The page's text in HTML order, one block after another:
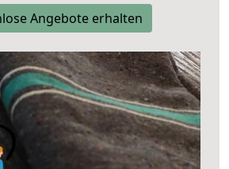
Angebote erhalten